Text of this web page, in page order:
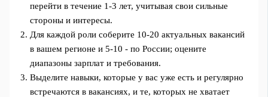
перейти в течение 1-3 лет, учитывая свои сильные
стороны и интересы.
Для каждой роли соберите 10-20 актуальных вакансий
в вашем регионе и 5-10 - по России; оцените
диапазоны зарплат и требования.
Выделите навыки, которые у вас уже есть и регулярно
встречаются в вакансиях, и те, которых не хватает